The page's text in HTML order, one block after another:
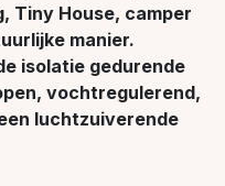
Tiny House, camper
manier.
isolatie gedurende
vochtregulerend,
luchtzuiverende